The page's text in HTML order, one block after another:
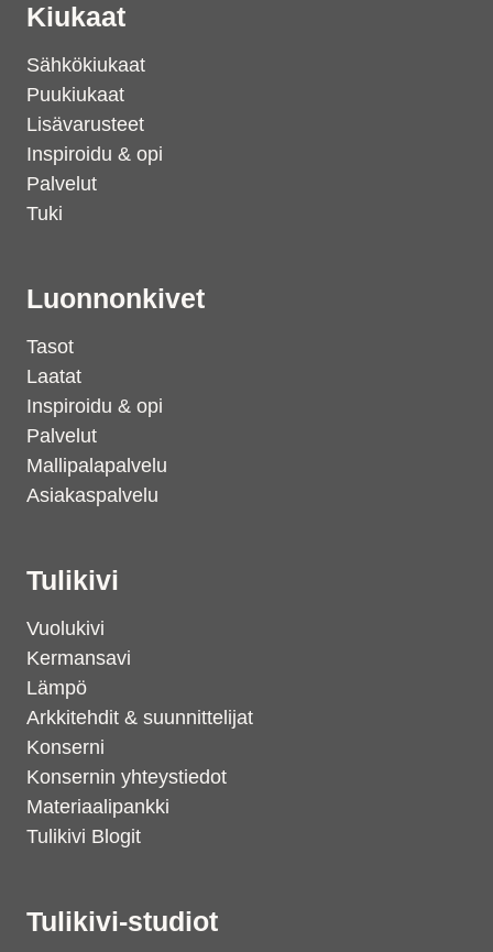
Kiukaat
Sähkökiukaat
Puukiukaat
Lisävarusteet
Inspiroidu & opi
Palvelut
Tuki
Luonnonkivet
Tasot
Laatat
Inspiroidu & opi
Palvelut
Mallipalapalvelu
Asiakaspalvelu
Tulikivi
Vuolukivi
Kermansavi
Lämpö
Arkkitehdit & suunnittelijat
Konserni
Konsernin yhteystiedot
Materiaalipankki
Tulikivi Blogit
Tulikivi-studiot